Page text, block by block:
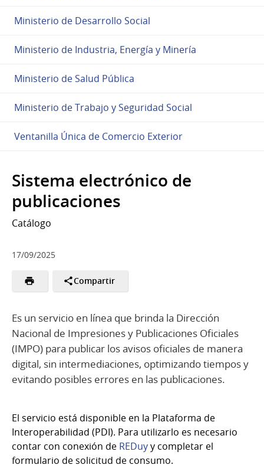
Ministerio de Desarrollo Social
Ministerio de Industria, Energía y Minería
Ministerio de Salud Pública
Ministerio de Trabajo y Seguridad Social
Ventanilla Única de Comercio Exterior
Sistema electrónico de
publicaciones
Catálogo
17/09/2025
Compartir
Es un servicio en línea que brinda la Dirección
Nacional de Impresiones y Publicaciones Oficiales
(IMPO) para publicar los avisos oficiales de manera
digital, sin intermediaciones, optimizando tiempos y
evitando posibles errores en las publicaciones.
El servicio está disponible en la Plataforma de
Interoperabilidad (PDI). Para utilizarlo es necesario
contar con conexión de REDuyy completar el
formulario de solicitud de consumo.